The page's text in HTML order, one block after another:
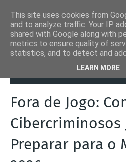
Automation Inside
Fora de Jogo:
Cibercriminosos
Preparar para o
This site uses cookies from
and to analyze traffic. Your IP
shared with Google along with
metrics to ensure quality of
statistics, and to detect and
LEARN MORE